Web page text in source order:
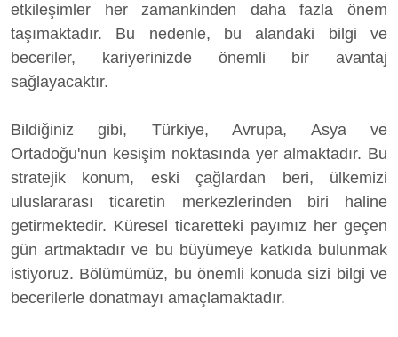
etkileşimler her zamankinden daha fazla önem
taşımaktadır. Bu nedenle, bu alandaki bilgi ve
beceriler, kariyerinizde önemli bir avantaj
sağlayacaktır.
Bildiğiniz gibi, Türkiye, Avrupa, Asya ve
Ortadoğu'nun kesişim noktasında yer almaktadır. Bu
stratejik konum, eski çağlardan beri, ülkemizi
uluslararası ticaretin merkezlerinden biri haline
getirmektedir. Küresel ticaretteki payımız her geçen
gün artmaktadır ve bu büyümeye katkıda bulunmak
istiyoruz. Bölümümüz, bu önemli konuda sizi bilgi ve
becerilerle donatmayı amaçlamaktadır.